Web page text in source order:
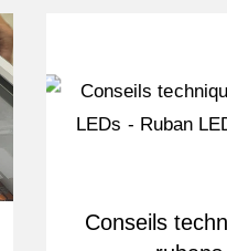
Conseils